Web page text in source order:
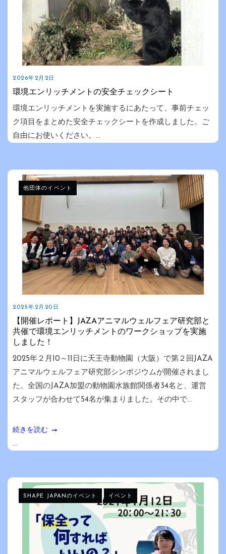
2026年2月2日
環境エンリッチメントの安全チェックシート
環境エンリッチメントを実施するにあたって、事前チェッ
ク項目をまとめた安全チェックシートを作成しました。ご
自由にお使いください。...
他団体のイベント
2025年2月20日
【開催レポート】JAZAアニマルウェルフェア研究部と
共催で環境エンリッチメントのワークショップを実施
しました！
2025年２月10～11日に天王寺動物園（大阪）で第２回JAZA
アニマルウェルフェア研究部シンポジウムが開催されまし
た。全国のJAZA加盟の動物園水族館関係者34名と、運営
スタッフが合わせて54名が集まりました。その中で...
続きを読む
...
SHAPE JAPANのイベント イベント